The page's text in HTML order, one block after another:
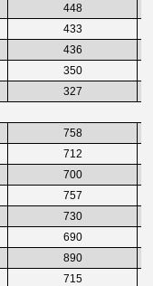
448
433
436
350
327
758
712
700
757
730
690
890
715